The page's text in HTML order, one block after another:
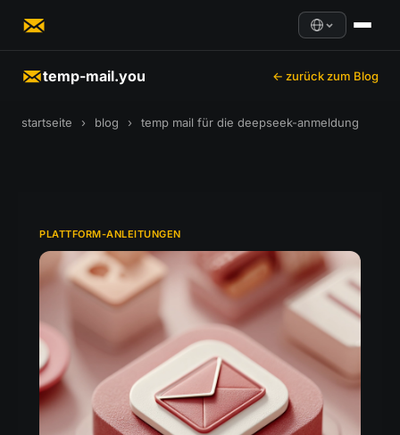
temp-mail.you ← zurück zum Blog
startseite › blog › temp mail für die deepseek-anmeldung
PLATTFORM-ANLEITUNGEN